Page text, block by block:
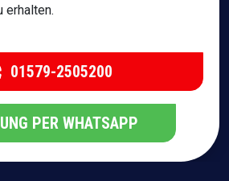
erhalten.
01579-2505200
PER WHATSAPP